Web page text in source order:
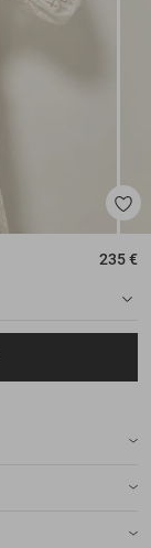
235 €